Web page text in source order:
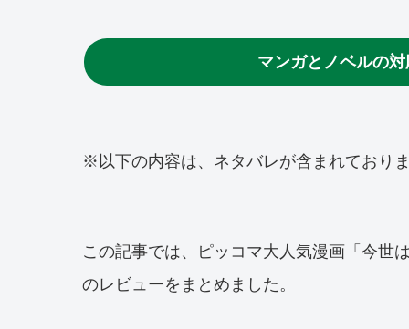
マンガとノベルの
※以下の内容は、ネタバレが含まれており
この記事では、ピッコマ大人気漫画「今世
のレビューをまとめました。